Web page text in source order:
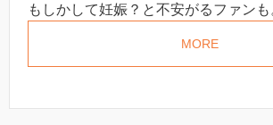
もしかして妊娠？と不安がるファンも
MORE